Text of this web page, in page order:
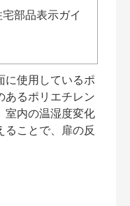
品表示ガイ
に使用しているポ
あるポリエチレン
室内の温湿度変化
ることで、扉の反